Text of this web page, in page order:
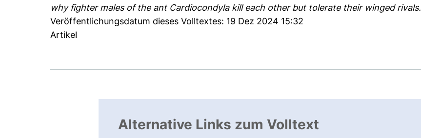
why fighter males of the ant Cardiocondyla kill each other but tolerate their winged rivals.
Veröffentlichungsdatum dieses Volltextes: 19 Dez 2024 15:32
Artikel
Alternative Links zum Volltext